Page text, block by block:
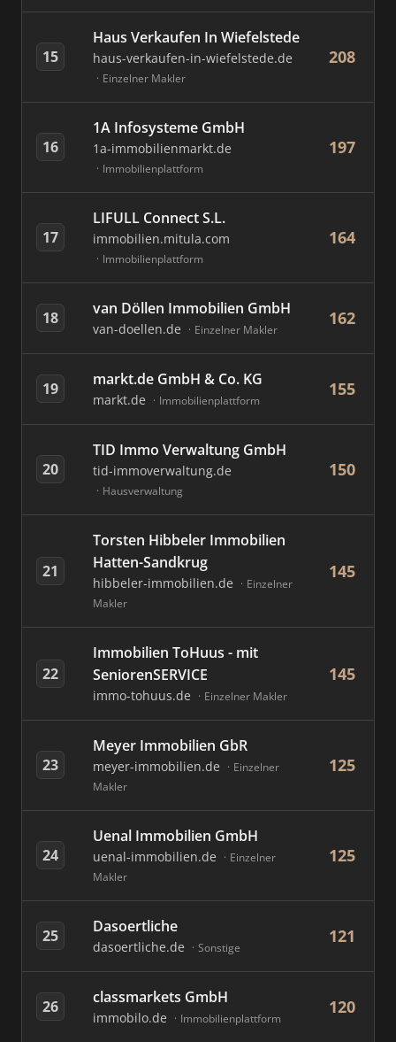
15
Haus Verkaufen In Wiefelstede
haus-verkaufen-in-wiefelstede.de
Einzelner Makler
208
16
1A Infosysteme GmbH
1a-immobilienmarkt.de
Immobilienplattform
197
17
LIFULL Connect S.L.
immobilien.mitula.com
Immobilienplattform
164
18 van Döllen Immobilien GmbH
van-doellen.de Einzelner Makler
162
19 markt.de GmbH & Co. KG
markt.de Immobilienplattform
155
20
TID Immo Verwaltung GmbH
tid-immoverwaltung.de
Hausverwaltung
150
21
Torsten Hibbeler Immobilien
Hatten-Sandkrug
hibbeler-immobilien.de
Einzelner
Makler
145
22
Immobilien ToHuus - mit
SeniorenSERVICE
immo-tohuus.de Einzelner Makler
145
23
Meyer Immobilien GbR
meyer-immobilien.de
Einzelner
Makler
125
24
Uenal Immobilien GmbH
uenal-immobilien.de
Einzelner
Makler
125
25 Dasoertliche
dasoertliche.de Sonstige
121
26 classmarkets GmbH
immobilo.de Immobilienplattform
120